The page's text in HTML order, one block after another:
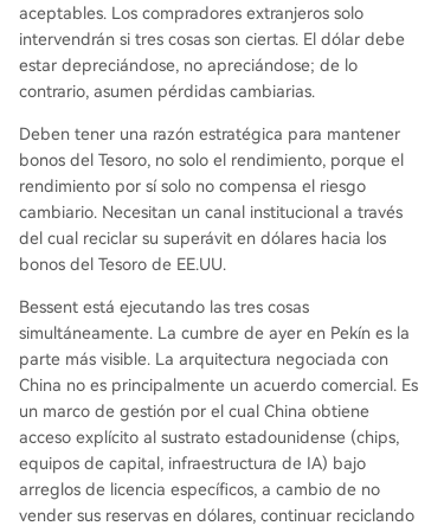
aceptables. Los compradores extranjeros solo
intervendrán si tres cosas son ciertas. El dólar debe
estar depreciándose, no apreciándose; de lo
contrario, asumen pérdidas cambiarias.
Deben tener una razón estratégica para mantener
bonos del Tesoro, no solo el rendimiento, porque el
rendimiento por sí solo no compensa el riesgo
cambiario. Necesitan un canal institucional a través
del cual reciclar su superávit en dólares hacia los
bonos del Tesoro de EE.UU.
Bessent está ejecutando las tres cosas
simultáneamente. La cumbre de ayer en Pekín es la
parte más visible. La arquitectura negociada con
China no es principalmente un acuerdo comercial. Es
un marco de gestión por el cual China obtiene
acceso explícito al sustrato estadounidense (chips,
equipos de capital, infraestructura de IA) bajo
arreglos de licencia específicos, a cambio de no
vender sus reservas en dólares, continuar reciclando